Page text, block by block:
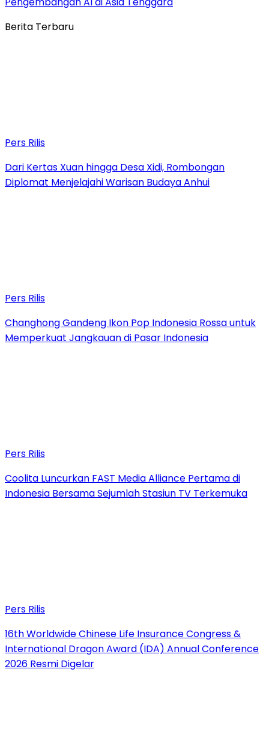
Berita Terbaru
Pers Rilis
Dari Kertas Xuan hingga Desa Xidi, Rombongan
Diplomat Menjelajahi Warisan Budaya Anhui
Pers Rilis
Changhong Gandeng Ikon Pop Indonesia Rossa untuk
Memperkuat Jangkauan di Pasar Indonesia
Pers Rilis
Coolita Luncurkan FAST Media Alliance Pertama di
Indonesia Bersama Sejumlah Stasiun TV Terkemuka
Pers Rilis
16th Worldwide Chinese Life Insurance Congress &
International Dragon Award (IDA) Annual Conference
2026 Resmi Digelar